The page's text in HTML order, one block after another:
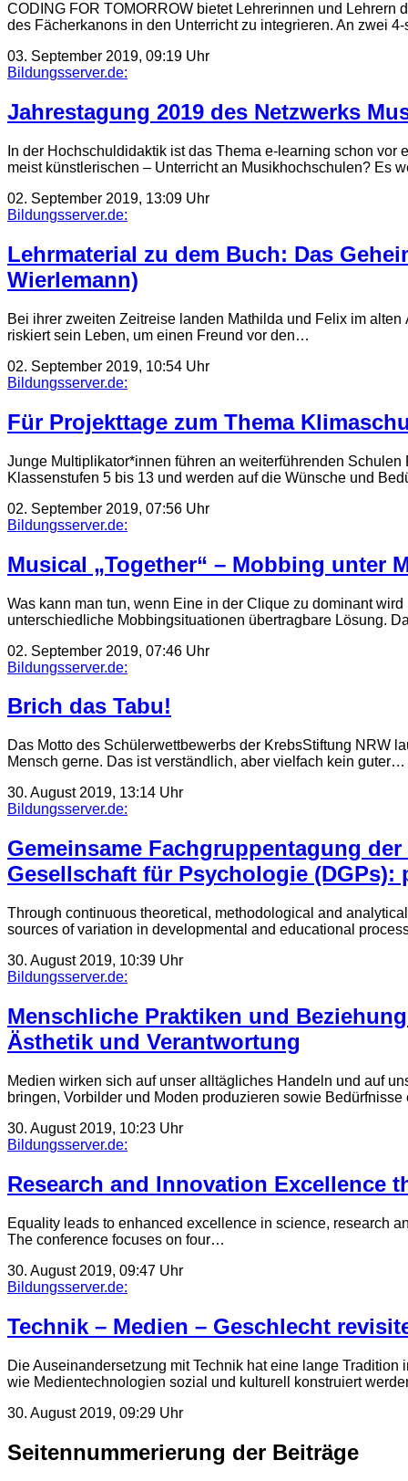
CODING FOR TOMORROW bietet Lehrerinnen und
des Fächerkanons in den Unterricht zu integrieren. An zwei
03. September 2019, 09:19 Uhr
Bildungsserver.de:
Jahrestagung 2019 des Netzwerks
In der Hochschuldidaktik ist das Thema e-learning schon
meist künstlerischen – Unterricht an Musikhochschulen? Es
02. September 2019, 13:09 Uhr
Bildungsserver.de:
Lehrmaterial zu dem Buch: Das
Wierlemann)
Bei ihrer zweiten Zeitreise landen Mathilda und Felix im
riskiert sein Leben, um einen Freund vor den…
02. September 2019, 10:54 Uhr
Bildungsserver.de:
Für Projekttage zum Thema
Junge Multiplikator*innen führen an weiterführenden
Klassenstufen 5 bis 13 und werden auf die Wünsche und
02. September 2019, 07:56 Uhr
Bildungsserver.de:
Musical „Together“ – Mobbing unter
Was kann man tun, wenn Eine in der Clique zu dominant
unterschiedliche Mobbingsituationen übertragbare Lösung.
02. September 2019, 07:46 Uhr
Bildungsserver.de:
Brich das Tabu!
Das Motto des Schülerwettbewerbs der KrebsStiftung NRW
Mensch gerne. Das ist verständlich, aber vielfach kein guter…
30. August 2019, 13:14 Uhr
Bildungsserver.de:
Gemeinsame Fachgruppentagung
Gesellschaft für Psychologie (DGPs):
Through continuous theoretical, methodological and
sources of variation in developmental and educational
30. August 2019, 10:39 Uhr
Bildungsserver.de:
Menschliche Praktiken und
Ästhetik und Verantwortung
Medien wirken sich auf unser alltägliches Handeln und auf
bringen, Vorbilder und Moden produzieren sowie
30. August 2019, 10:23 Uhr
Bildungsserver.de:
Research and Innovation Excellence
Equality leads to enhanced excellence in science, research
The conference focuses on four…
30. August 2019, 09:47 Uhr
Bildungsserver.de:
Technik – Medien – Geschlecht
Die Auseinandersetzung mit Technik hat eine lange
wie Medientechnologien sozial und kulturell konstruiert
30. August 2019, 09:29 Uhr
Seitennummerierung der Beiträge